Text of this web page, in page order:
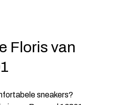
Floris van
sneakers?